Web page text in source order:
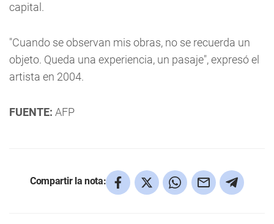
capital.
"Cuando se observan mis obras, no se recuerda un
objeto. Queda una experiencia, un pasaje", expresó el
artista en 2004.
FUENTE: AFP
Compartir la nota: